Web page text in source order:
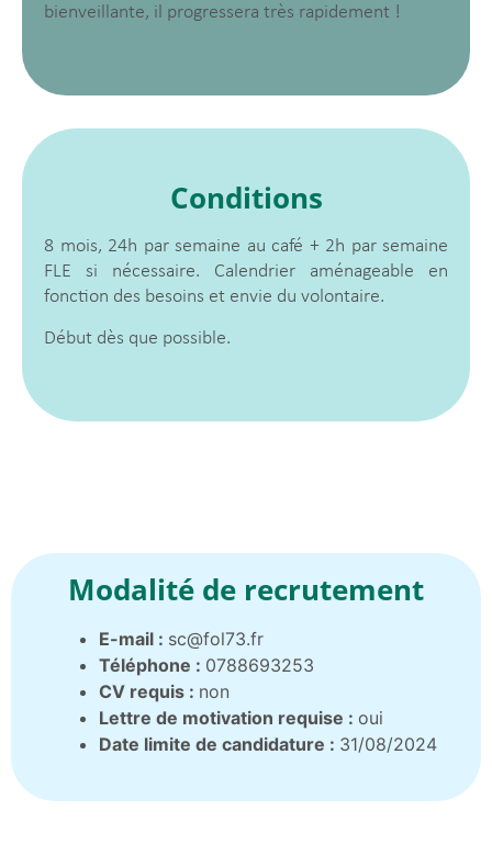
bienveillante, il progressera très rapidement !
Conditions
8 mois, 24h par semaine au café + 2h par semaine
FLE si nécessaire. Calendrier aménageable en
fonction des besoins et envie du volontaire.
Début dès que possible.
Modalité de recrutement
E-mail : sc@fol73.fr
Téléphone : 0788693253
CV requis : non
Lettre de motivation requise : oui
Date limite de candidature : 31/08/2024